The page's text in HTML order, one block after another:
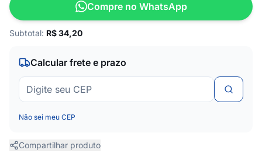
Compre no WhatsApp
Subtotal: R$34,20
Calcular frete e prazo
Não sei meu CEP
Compartilhar produto